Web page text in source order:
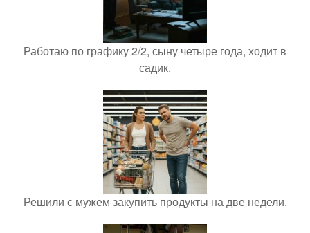
Работаю по графику 2/2, сыну четыре года, ходит в
садик.
Решили с мужем закупить продукты на две недели.